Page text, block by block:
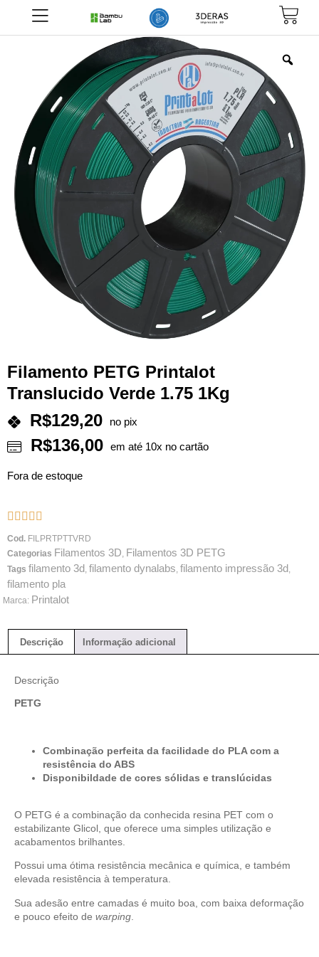
Filamento PETG Printalot
Translucido Verde 1.75 1Kg
    
Cod. FILPRTPTTVRD
Categorias Filamentos 3D, Filamentos 3D PETG
Tags filamento 3d, filamento dynalabs, filamento impressão 3d,
filamento pla
Marca: Printalot
R$129,20 no pix
R$136,00 em até 10x no cartão
Fora de estoque
Descrição Informação adicional
Descrição
PETG
Combinação perfeita da facilidade do PLA com a
resistência do ABS
Disponibildade de cores sólidas e translúcidas
O PETG é a combinação da conhecida resina PET com o
estabilizante Glicol, que oferece uma simples utilização e
acabamentos brilhantes.
Possui uma ótima resistência mecânica e química, e também
elevada resistência à temperatura.
Sua adesão entre camadas é muito boa, com baixa deformação
e pouco efeito de warping